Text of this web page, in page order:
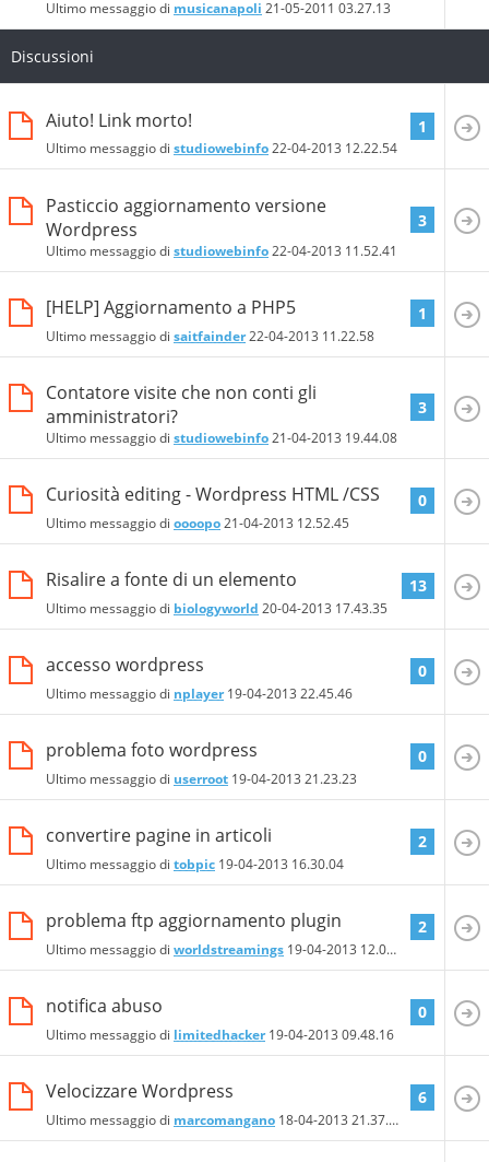
Ultimo messaggio di musicanapoli 21-05-2011 03.27.13
Discussioni
Aiuto! Link morto!
Ultimo messaggio di studiowebinfo22-04-2013 12.22.54
1
Pasticcio aggiornamento versione
Wordpress
Ultimo messaggio di studiowebinfo22-04-2013 11.52.41
3
[HELP] Aggiornamento a PHP5
Ultimo messaggio di saitfainder22-04-2013 11.22.58
1
Contatore visite che non conti gli
amministratori?
Ultimo messaggio di studiowebinfo21-04-2013 19.44.08
3
Curiosità editing - Wordpress HTML /CSS
Ultimo messaggio di oooopo21-04-2013 12.52.45
0
Risalire a fonte di un elemento
Ultimo messaggio di biologyworld 20-04-2013 17.43.35
13
accesso wordpress
Ultimo messaggio di nplayer19-04-2013 22.45.46
0
problema foto wordpress
Ultimo messaggio di userroot 19-04-2013 21.23.23
0
convertire pagine in articoli
Ultimo messaggio di tobpic 19-04-2013 16.30.04
2
problema ftp aggiornamento plugin
Ultimo messaggio di worldstreamings 19-04-2013 12.09.46
2
notifica abuso
Ultimo messaggio di limitedhacker19-04-2013 09.48.16
0
Velocizzare Wordpress
Ultimo messaggio di marcomangano 18-04-2013 21.37.14
6